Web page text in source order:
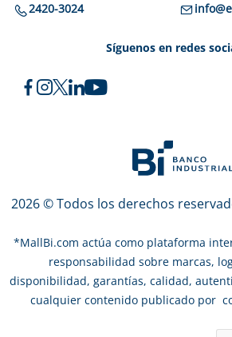
2420-3024
Síguenos en redes
2026 © Todos los derechos
*MallBi.com actúa como plataforma
responsabilidad sobre marcas,
disponibilidad, garantías, calidad,
cualquier contenido publicado por